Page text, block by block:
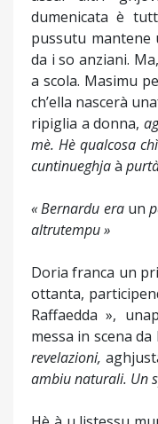
dumenicata è
pussutu mantene
da i so anziani.
a scola. Masimu
ch’ella nascerà
ripiglia a donna,
mè. Hè qualcosa chì
cuntinueghjaà
«Bernardu eraun
altrutempu»
Doria franca un
ottanta,
Raffaedda »,
messa in scena
revelazioni,
ambiunaturali. Un